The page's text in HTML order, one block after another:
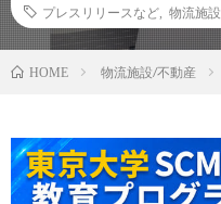
プレスリリースなど
物流施設
HOME 物流施設/不動産